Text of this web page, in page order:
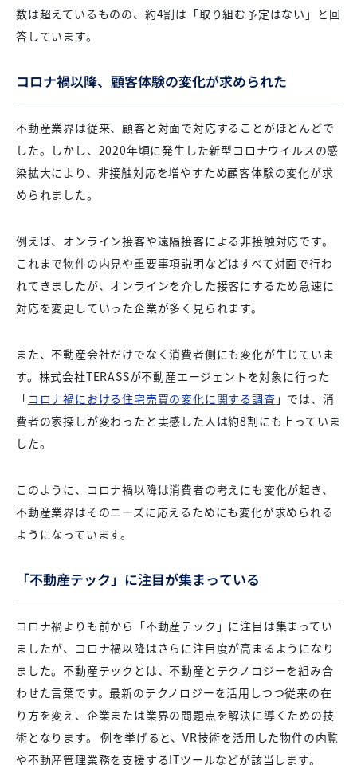
数は超えているものの、約4割は「取り組む予定はない」と回
答しています。
コロナ禍以降、顧客体験の変化が求められた
不動産業界は従来、顧客と対面で対応することがほとんどで
した。しかし、2020年頃に発生した新型コロナウイルスの感
染拡大により、非接触対応を増やすため顧客体験の変化が求
められました。
例えば、オンライン接客や遠隔接客による非接触対応です。
これまで物件の内見や重要事項説明などはすべて対面で行わ
れてきましたが、オンラインを介した接客にするため急速に
対応を変更していった企業が多く見られます。
また、不動産会社だけでなく消費者側にも変化が生じていま
す。株式会社TERASSが不動産エージェントを対象に行った
「コロナ禍における住宅売買の変化に関する調査 」では、消
費者の家探しが変わったと実感した人は約8割にも上っていま
した。
このように、コロナ禍以降は消費者の考えにも変化が起き、
不動産業界はそのニーズに応えるためにも変化が求められる
ようになっています。
「不動産テック」に注目が集まっている
コロナ禍よりも前から「不動産テック」に注目は集まってい
ましたが、コロナ禍以降はさらに注目度が高まるようになり
ました。不動産テックとは、不動産とテクノロジーを組み合
わせた言葉です。最新のテクノロジーを活用しつつ従来の在
り方を変え、企業または業界の問題点を解決に導くための技
術となります。 例を挙げると、VR技術を活用した物件の内覧
や不動産管理業務を支援するITツールなどが該当します。